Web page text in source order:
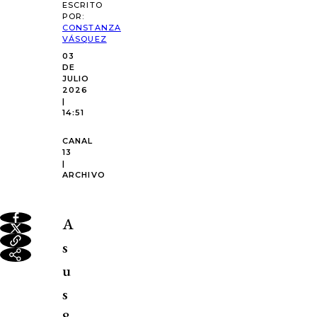
ESCRITO
POR:
CONSTANZA
VÁSQUEZ
03
DE
JULIO
2026
|
14:51
CANAL
13
|
ARCHIVO
A
s
u
s